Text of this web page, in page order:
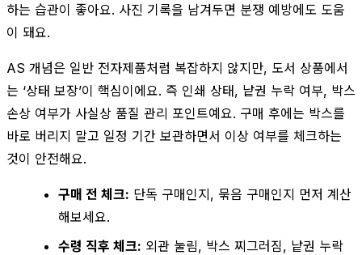
하는 습관이 좋아요. 사진 기록을 남겨두면 분쟁 예방에도 도움
이 돼요.
AS 개념은 일반 전자제품처럼 복잡하지 않지만, 도서 상품에서
는 ‘상태 보장’이 핵심이에요. 즉 인쇄 상태, 낱권 누락 여부, 박스
손상 여부가 사실상 품질 관리 포인트예요. 구매 후에는 박스를
바로 버리지 말고 일정 기간 보관하면서 이상 여부를 체크하는
것이 안전해요.
구매 전 체크: 단독 구매인지, 묶음 구매인지 먼저 계산
해보세요.
수령 직후 체크: 외관 눌림, 박스 찌그러짐, 낱권 누락